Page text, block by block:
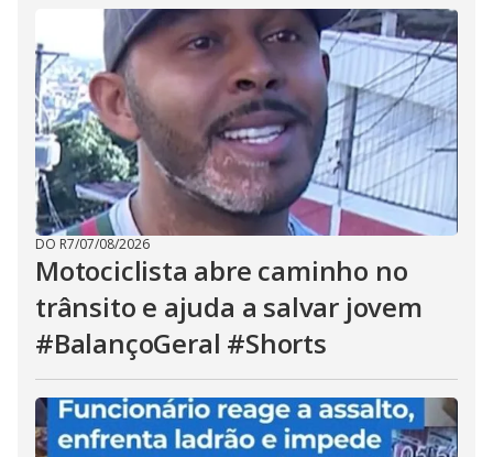
DO R7/07/08/2026
Motociclista abre caminho no
trânsito e ajuda a salvar jovem
#BalançoGeral #Shorts